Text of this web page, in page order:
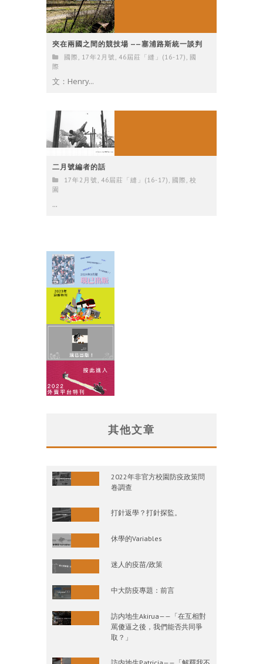
夾在兩國之間的競技場 ——塞浦路斯統一談判
國際 17年2月號 46屆莊「縫」(16-17)
國
際
文：Henry...
二月號編者的話
17年2月號 , 46屆莊「縫」(16-17) , 國際 , 校
園
...
其他文章
2022年非官方校園防疫政策問
卷調查
打針返學？打針探監。
休學的Variables
迷人的疫苗/政策
中大防疫專題：前言
訪内地生Akirua——「在互相對
罵傻逼之後，我們能否共同爭
取？」